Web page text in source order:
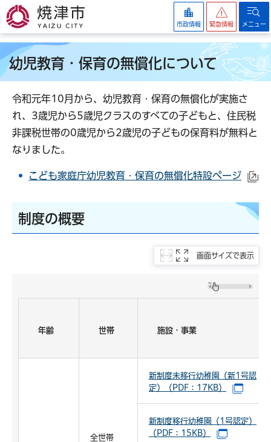
焼津市
市政情報 緊急情報 メニュー
幼児教育・保育の無償化について
令和元年10月から、幼児教育・保育の無償化が実施さ
れ、3歳児から5歳児クラスのすべての子どもと、住民税
非課税世帯の0歳児から2歳児の子どもの保育料が無料と
なりました。
こども家庭庁幼児教育・保育の無償化特設ページ
制度の概要
画面サイズで表示
年齢 世帯 施設・事業
全世帯
新制度未移行幼稚園（新1号認
定）（PDF：17KB）
新制度移行幼稚園（1号認定）
（PDF：15KB）